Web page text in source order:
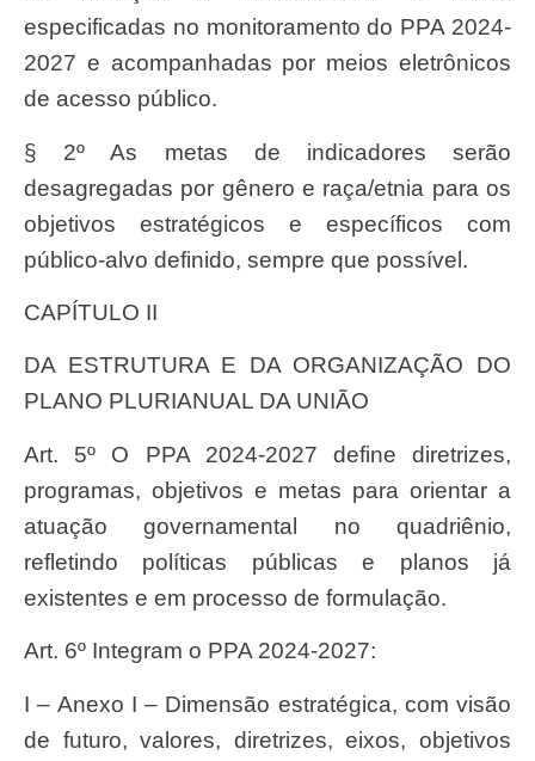
especificadas no monitoramento do PPA 2024-
2027 e acompanhadas por meios eletrônicos
de acesso público.
§ 2º As metas de indicadores serão
desagregadas por gênero e raça/etnia para os
objetivos estratégicos e específicos com
público-alvo definido, sempre que possível.
CAPÍTULO II
DA ESTRUTURA E DA ORGANIZAÇÃO DO
PLANO PLURIANUAL DA UNIÃO
Art. 5º O PPA 2024-2027 define diretrizes,
programas, objetivos e metas para orientar a
atuação governamental no quadriênio,
refletindo políticas públicas e planos já
existentes e em processo de formulação.
Art. 6º Integram o PPA 2024-2027:
I – Anexo I – Dimensão estratégica, com visão
de futuro, valores, diretrizes, eixos, objetivos